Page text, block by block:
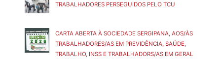
TRABALHADORES PERSEGUIDOS PELO TCU
CARTA ABERTA À SOCIEDADE SERGIPANA, AOS/ÀS
TRABALHADORES/AS EM PREVIDÊNCIA, SAÚDE,
TRABALHO, INSS E TRABALHADORS/AS EM GERAL